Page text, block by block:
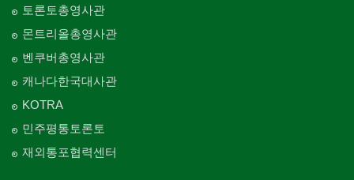
토론토총영사관
몬트리올총영사관
벤쿠버총영사관
캐나다한국대사관
KOTRA
민주평통토론토
재외통포협력센터